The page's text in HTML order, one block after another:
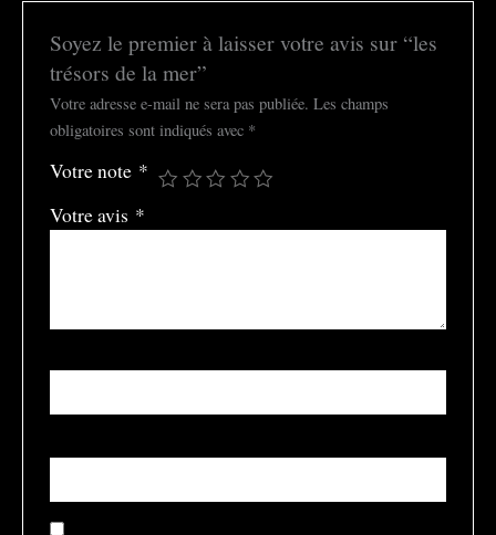
Soyez le premier à laisser votre avis sur “les
trésors de la mer”
Votre adresse e-mail ne sera pas publiée. Les champs
obligatoires sont indiqués avec *
Votre note *
Votre avis *